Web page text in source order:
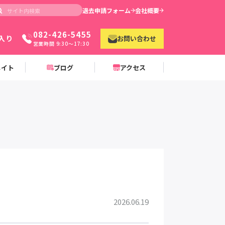
退去申請フォーム 会社概要
り 082-426-5455
営業時間 9:30〜17:30
お問い合わせ
ト ブログ アクセス
2026.06.19